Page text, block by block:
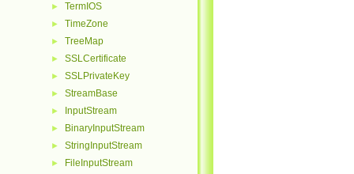
► TermIOS
► TimeZone
► TreeMap
► SSLCertificate
► SSLPrivateKey
► StreamBase
► InputStream
► BinaryInputStream
► StringInputStream
► FileInputStream